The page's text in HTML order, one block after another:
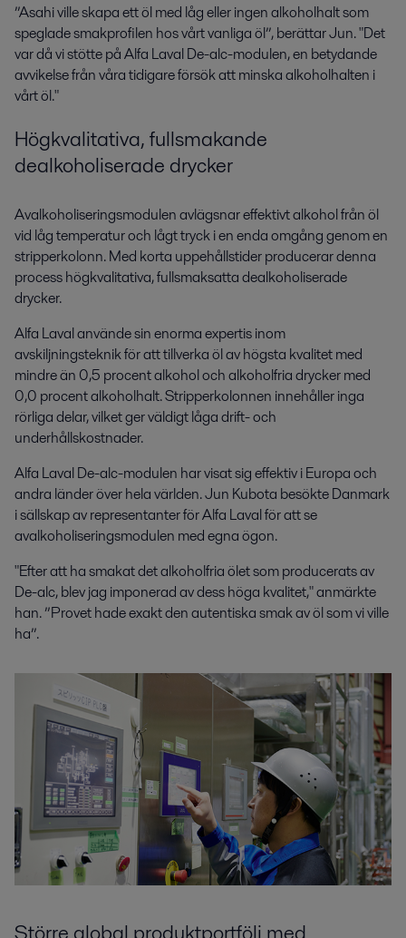
”Asahi ville skapa ett öl med låg eller ingen alkoholhalt som
speglade smakprofilen hos vårt vanliga öl”, berättar Jun. "Det
var då vi stötte på Alfa Laval De-alc-modulen, en betydande
avvikelse från våra tidigare försök att minska alkoholhalten i
vårt öl."
Högkvalitativa, fullsmakande
dealkoholiserade drycker
Avalkoholiseringsmodulen avlägsnar effektivt alkohol från öl
vid låg temperatur och lågt tryck i en enda omgång genom en
stripperkolonn. Med korta uppehållstider producerar denna
process högkvalitativa, fullsmaksatta dealkoholiserade
drycker.
Alfa Laval använde sin enorma expertis inom
avskiljningsteknik för att tillverka öl av högsta kvalitet med
mindre än 0,5 procent alkohol och alkoholfria drycker med
0,0 procent alkoholhalt. Stripperkolonnen innehåller inga
rörliga delar, vilket ger väldigt låga drift- och
underhållskostnader.
Alfa Laval De-alc-modulen har visat sig effektiv i Europa och
andra länder över hela världen. Jun Kubota besökte Danmark
i sällskap av representanter för Alfa Laval för att se
avalkoholiseringsmodulen med egna ögon.
"Efter att ha smakat det alkoholfria ölet som producerats av
De-alc, blev jag imponerad av dess höga kvalitet," anmärkte
han. ”Provet hade exakt den autentiska smak av öl som vi ville
ha”.
Större global produktportfölj med